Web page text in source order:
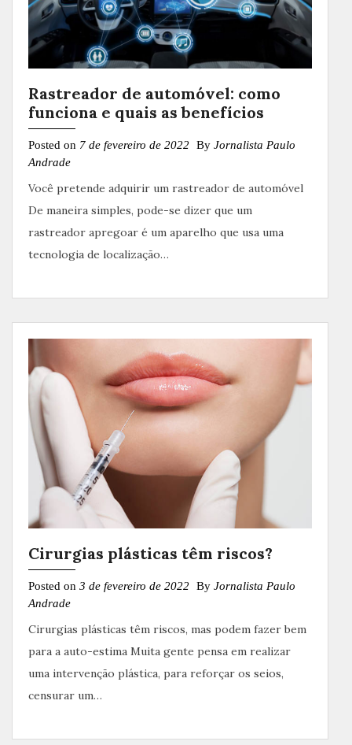
Rastreador de automóvel: como
funciona e quais as benefícios
Posted on 7 de fevereiro de 2022 By Jornalista Paulo
Andrade
Você pretende adquirir um rastreador de automóvel
De maneira simples, pode-se dizer que um
rastreador apregoar é um aparelho que usa uma
tecnologia de localização…
Cirurgias plásticas têm riscos?
Posted on 3 de fevereiro de 2022 By Jornalista Paulo
Andrade
Cirurgias plásticas têm riscos, mas podem fazer bem
para a auto-estima Muita gente pensa em realizar
uma intervenção plástica, para reforçar os seios,
censurar um…